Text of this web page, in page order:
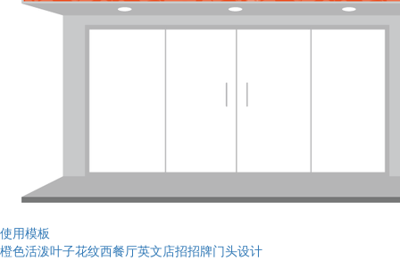
使用模板
橙色活泼叶子花纹西餐厅英文店招招牌门头设计